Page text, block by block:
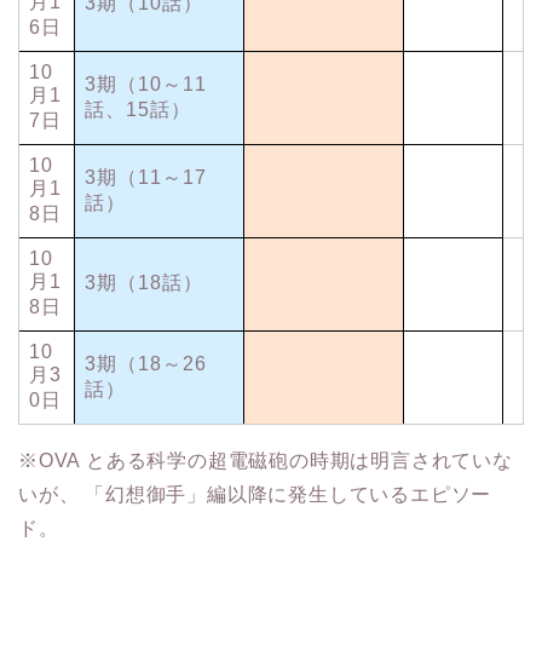
6日
10
月1
7日
3期（10～11
話、15話）
10
月1
8日
3期（11～17
話）
10
月1
8日
3期（18話）
10
月3
0日
3期（18～26
話）
※OVA とある科学の超電磁砲の時期は明言されていな
いが、 「幻想御手」編以降に発生しているエピソー
ド。